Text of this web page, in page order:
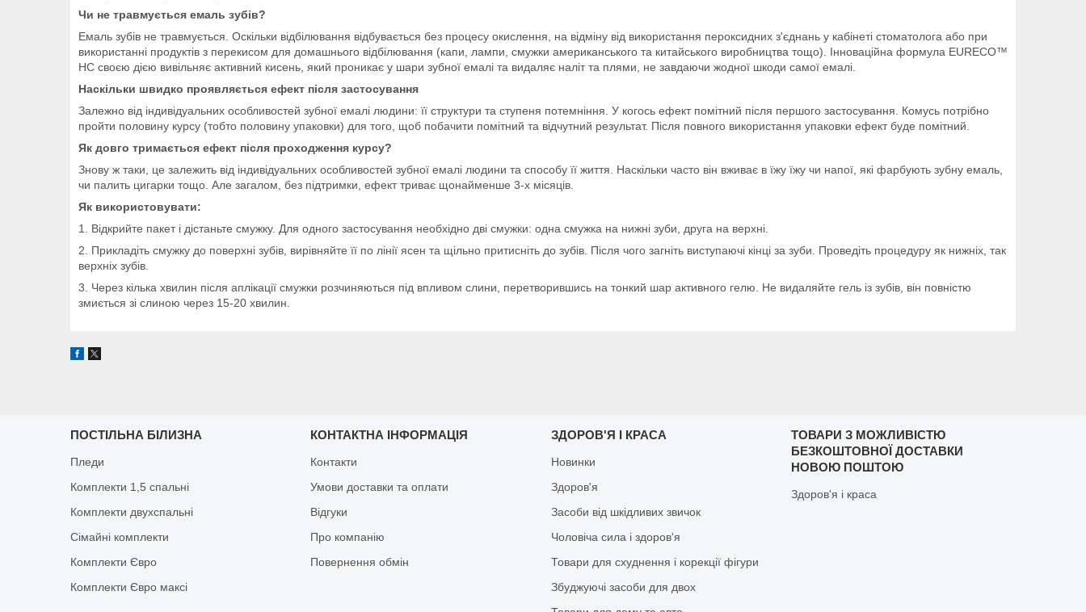
Чи не травмується емаль зубів?
Емаль зубів не травмується. Оскільки відбілювання відбувається без процесу окислення, на відміну від використання пероксидних з'єднань у кабінеті стоматолога або при
використанні продуктів з перекисом для домашнього відбілювання (капи, лампи, смужки американського та китайського виробництва тощо). Інноваційна формула EURECO™
HC своєю дією вивільняє активний кисень, який проникає у шари зубної емалі та видаляє наліт та плями, не завдаючи жодної шкоди самої емалі.
Наскільки швидко проявляється ефект після застосування
Залежно від індивідуальних особливостей зубної емалі людини: її структури та ступеня потемніння. У когось ефект помітний після першого застосування. Комусь потрібно
пройти половину курсу (тобто половину упаковки) для того, щоб побачити помітний та відчутний результат. Після повного використання упаковки ефект буде помітний.
Як довго тримається ефект після проходження курсу?
Знову ж таки, це залежить від індивідуальних особливостей зубної емалі людини та способу її життя. Наскільки часто він вживає в їжу їжу чи напої, які фарбують зубну емаль,
чи палить цигарки тощо. Але загалом, без підтримки, ефект триває щонайменше 3-х місяців.
Як використовувати:
1. Відкрийте пакет і дістаньте смужку. Для одного застосування необхідно дві смужки: одна смужка на нижні зуби, друга на верхні.
2. Прикладіть смужку до поверхні зубів, вирівняйте її по лінії ясен та щільно притисніть до зубів. Після чого загніть виступаючі кінці за зуби. Проведіть процедуру як нижніх, так
верхніх зубів.
3. Через кілька хвилин після аплікації смужки розчиняються під впливом слини, перетворившись на тонкий шар активного гелю. Не видаляйте гель із зубів, він повністю
змиється зі слиною через 15-20 хвилин.
ПОСТІЛЬНА БІЛИЗНА
Пледи
Комплекти 1,5 спальні
Комплекти двухспальні
Сімайні комплекти
Комплекти Євро
Комплекти Євро максі
КОНТАКТНА ІНФОРМАЦІЯ
Контакти
Умови доставки та оплати
Відгуки
Про компанію
Повернення обмін
ЗДОРОВ'Я І КРАСА
Новинки
Здоров'я
Засоби від шкідливих звичок
Чоловіча сила і здоров'я
Товари для схуднення і корекції фігури
Збуджуючі засоби для двох
ТОВАРИ З МОЖЛИВІСТЮ
БЕЗКОШТОВНОЇ ДОСТАВКИ
НОВОЮ ПОШТОЮ
Здоров'я і краса